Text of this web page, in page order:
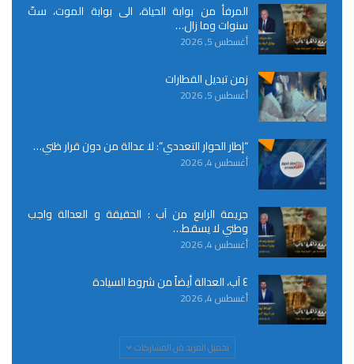
المرفأ من بوابة الحياة، الى بوابة الموت، ستّ
سنوات وما زال…
أغسطس 5, 2026
زمن تبديل القطارات
أغسطس 5, 2026
“إطار الحوار التعددي”: لا عدالة من دون قرار ظني…
أغسطس 4, 2026
جريمة الرابع من آب : الحقيقة و العدالة واجب
وطني لا يسقط…
أغسطس 4, 2026
٤ آب، العدالة أيضاً من شروط السيادة
أغسطس 4, 2026
تحميل المزيد من المشاركات